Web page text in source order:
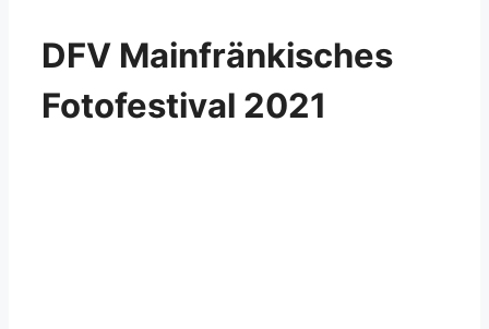
DFV Mainfränkisches
Fotofestival 2021